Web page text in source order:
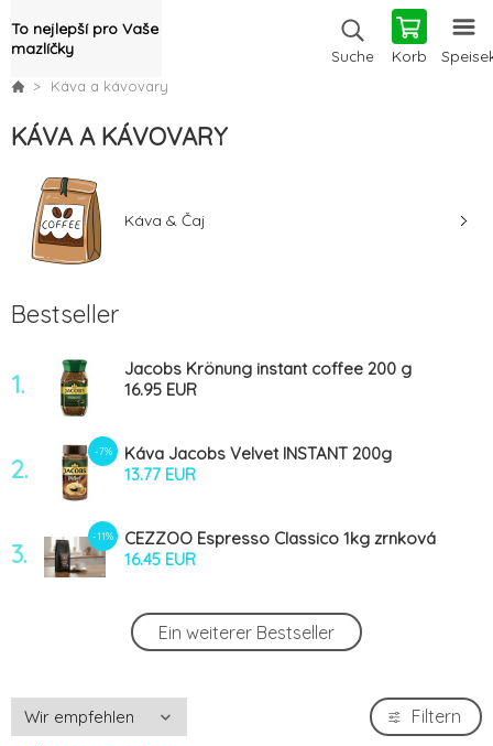
To nejlepší pro Vaše
mazlíčky
Suche Korb
Káva a kávovary
KÁVA A KÁVOVARY
Káva & Čaj
Bestseller
1.
Jacobs Krönung instant coffee 200 g
16.95 EUR
2.
-7%
Káva Jacobs Velvet INSTANT 200g
13.77 EUR
3.
-11%
CEZZOO Espresso Classico 1kg zrnková
káva
16.45 EUR
CEZZOO Aroma GOLD 1kg zrnková káva
17.41 EUR
5.
11.03 EUR
Ein weiterer Bestseller
Filtern